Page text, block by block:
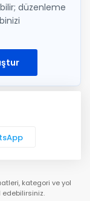
düzenleme
kategori ve yol
edebilirsiniz.